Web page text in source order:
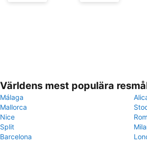
Världens mest populära
Málaga
Mallorca
Nice
Rom
Split
Barcelona